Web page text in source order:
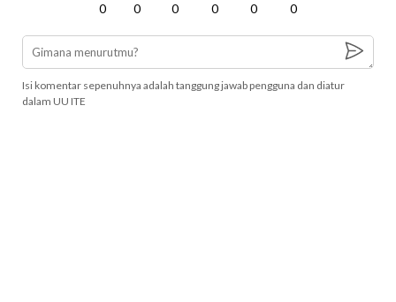
0 0 0 0 0 0
Isi komentar sepenuhnya adalah tanggung jawab pengguna dan diatur
dalam UU ITE